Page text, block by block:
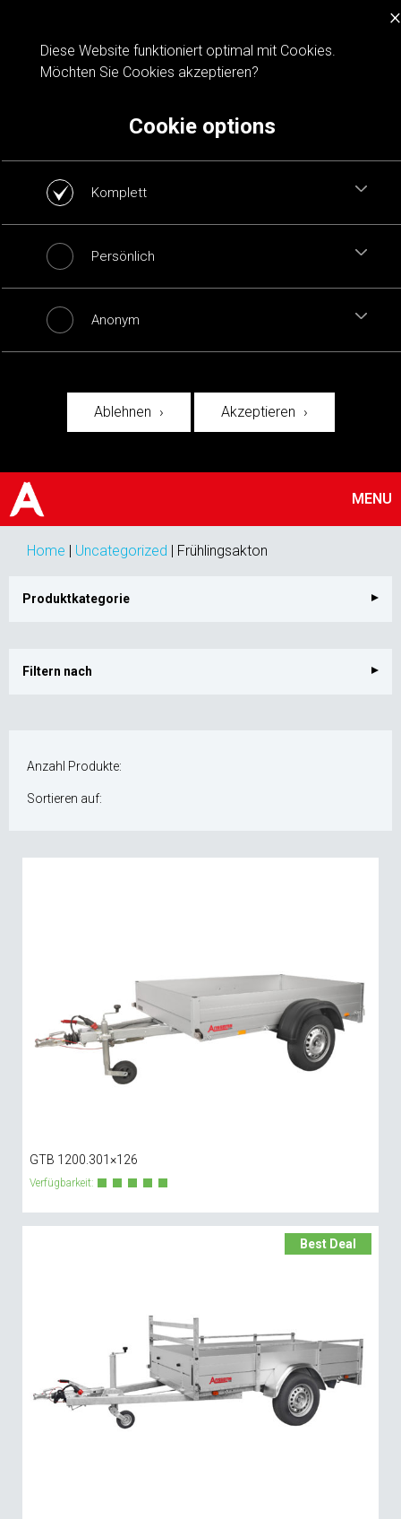
Cookie notification
×
Diese Website funktioniert optimal mit Cookies.
Möchten Sie Cookies akzeptieren?
Cookie options
Komplett
Persönlich
Anonym
Ablehnen Akzeptieren
MENU
Home | Uncategorized | Frühlingsakton
Produktkategorie
Filtern nach
Anzahl Produkte:
Sortieren auf:
GTB 1200.301×126
Verfügbarkeit:
Best Deal